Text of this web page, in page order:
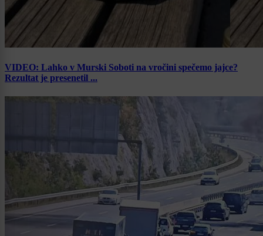
VIDEO: Lahko v Murski Soboti na vročini spečemo jajce?
Rezultat je presenetil ...